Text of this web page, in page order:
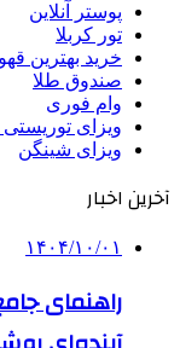
پوستر آنلاین
تور کربلا
خرید بهترین
صندوق طلا
وام فوری
ویزای توریستی
ویزای شینگن
آخرین اخبار
۱۴۰۴/۱۰/۰۱
راهنمای